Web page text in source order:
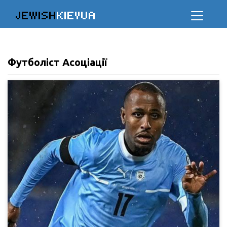
JEWISHKIEVUA
Футболіст Асоціації